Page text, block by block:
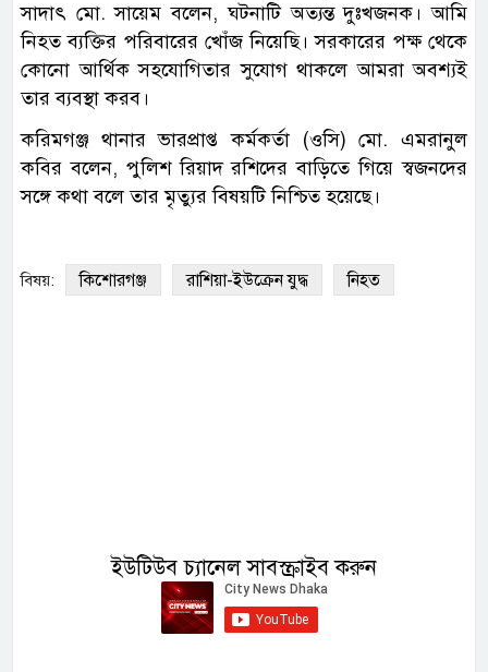
সাদাৎ মো. সায়েম বলেন, ঘটনাটি অত্যন্ত দুঃখজনক। আমি
নিহত ব্যক্তির পরিবারের খোঁজ নিয়েছি। সরকারের পক্ষ থেকে
কোনো আর্থিক সহযোগিতার সুযোগ থাকলে আমরা অবশ্যই
তার ব্যবস্থা করব।
করিমগঞ্জ থানার ভারপ্রাপ্ত কর্মকর্তা (ওসি) মো. এমরানুল
কবির বলেন, পুলিশ রিয়াদ রশিদের বাড়িতে গিয়ে স্বজনদের
সঙ্গে কথা বলে তার মৃত্যুর বিষয়টি নিশ্চিত হয়েছে।
বিষয়: কিশোরগঞ্জ রাশিয়া-ইউক্রেন যুদ্ধ নিহত
ইউটিউব চ্যানেল সাবস্ক্রাইব করুন